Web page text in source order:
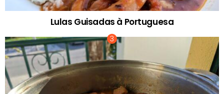
Lulas Guisadas à Portuguesa